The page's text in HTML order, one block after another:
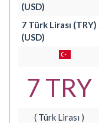
(USD)
7 Türk Lirası
(USD)
7 TRY
( Türk Lirası )